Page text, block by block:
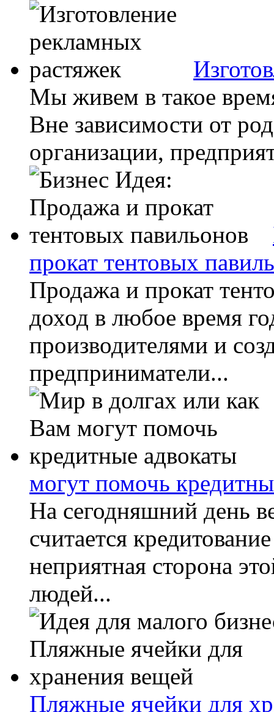
Мы живем в такое
Вне зависимости от
организации,
прокат тентовых
Продажа и прокат
доход в любое время
производителями и
предприниматели...
могут помочь
На сегодняшний день
считается
неприятная сторона
людей...
Пляжные ячейки для